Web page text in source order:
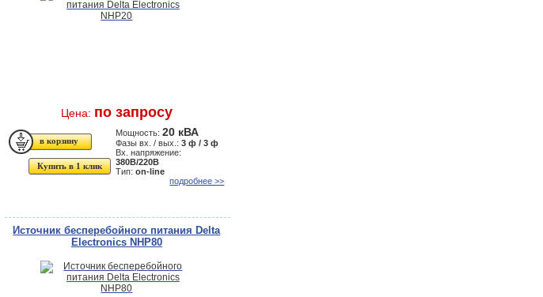
Цена: по запросу
Купить в 1 клик
Мощность:20 кВА
Фазы вх. / вых.:3 ф / 3 ф
Вх. напряжение:
380В/220В
Тип:on-line
подробнее >>
Источник бесперебойного питания Delta
Electronics NHP80